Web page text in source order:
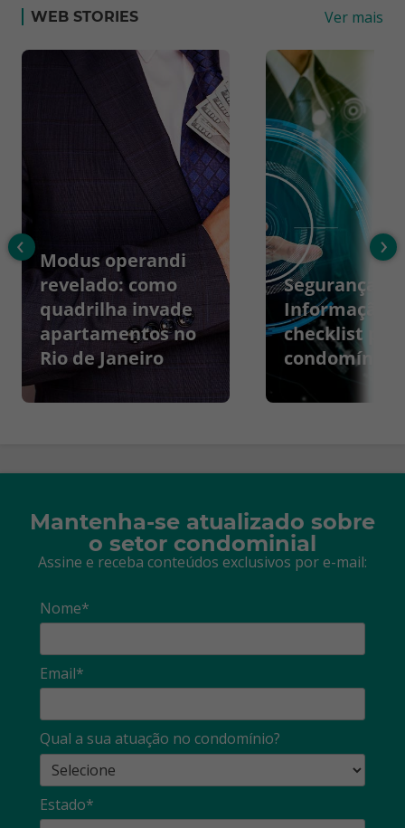
WEB STORIES Ver mais
Modus operandi
revelado: como
quadrilha invade
apartamentos no
Rio de Janeiro
Segurança da
Informação:
checklist
condomínios
‹ ›
Mantenha-se atualizado sobre
o setor condominial
Assine e receba conteúdos exclusivos por e-mail:
Nome*
Email*
Qual a sua atuação no condomínio?
Estado*